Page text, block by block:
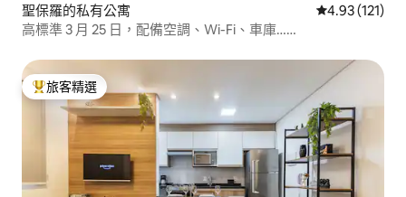
聖保羅的私有公寓 從 121 則評價
4.93 (121)
高標準 3 月 25 日，配備空調、Wi-Fi、車庫……
旅客精選榜首
旅客精選